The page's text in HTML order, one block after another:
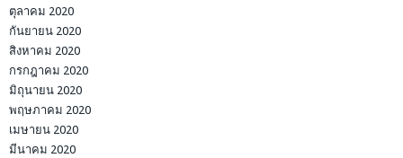
ตุลาคม 2020
กันยายน 2020
สิงหาคม 2020
กรกฎาคม 2020
มิถุนายน 2020
พฤษภาคม 2020
เมษายน 2020
มีนาคม 2020